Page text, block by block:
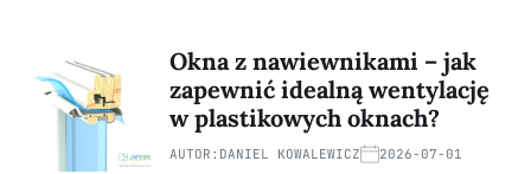
Okna z nawiewnikami – jak
zapewnić idealną wentylację
w plastikowych oknach?
AUTOR: DANIEL KOWALEWICZ 2026-07-01